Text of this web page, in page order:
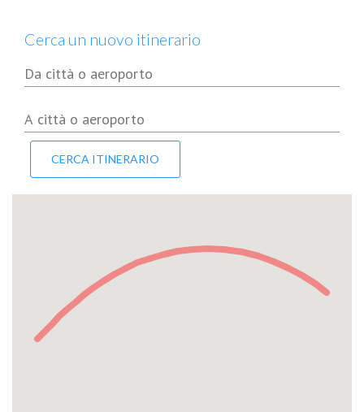
Cerca un nuovo itinerario